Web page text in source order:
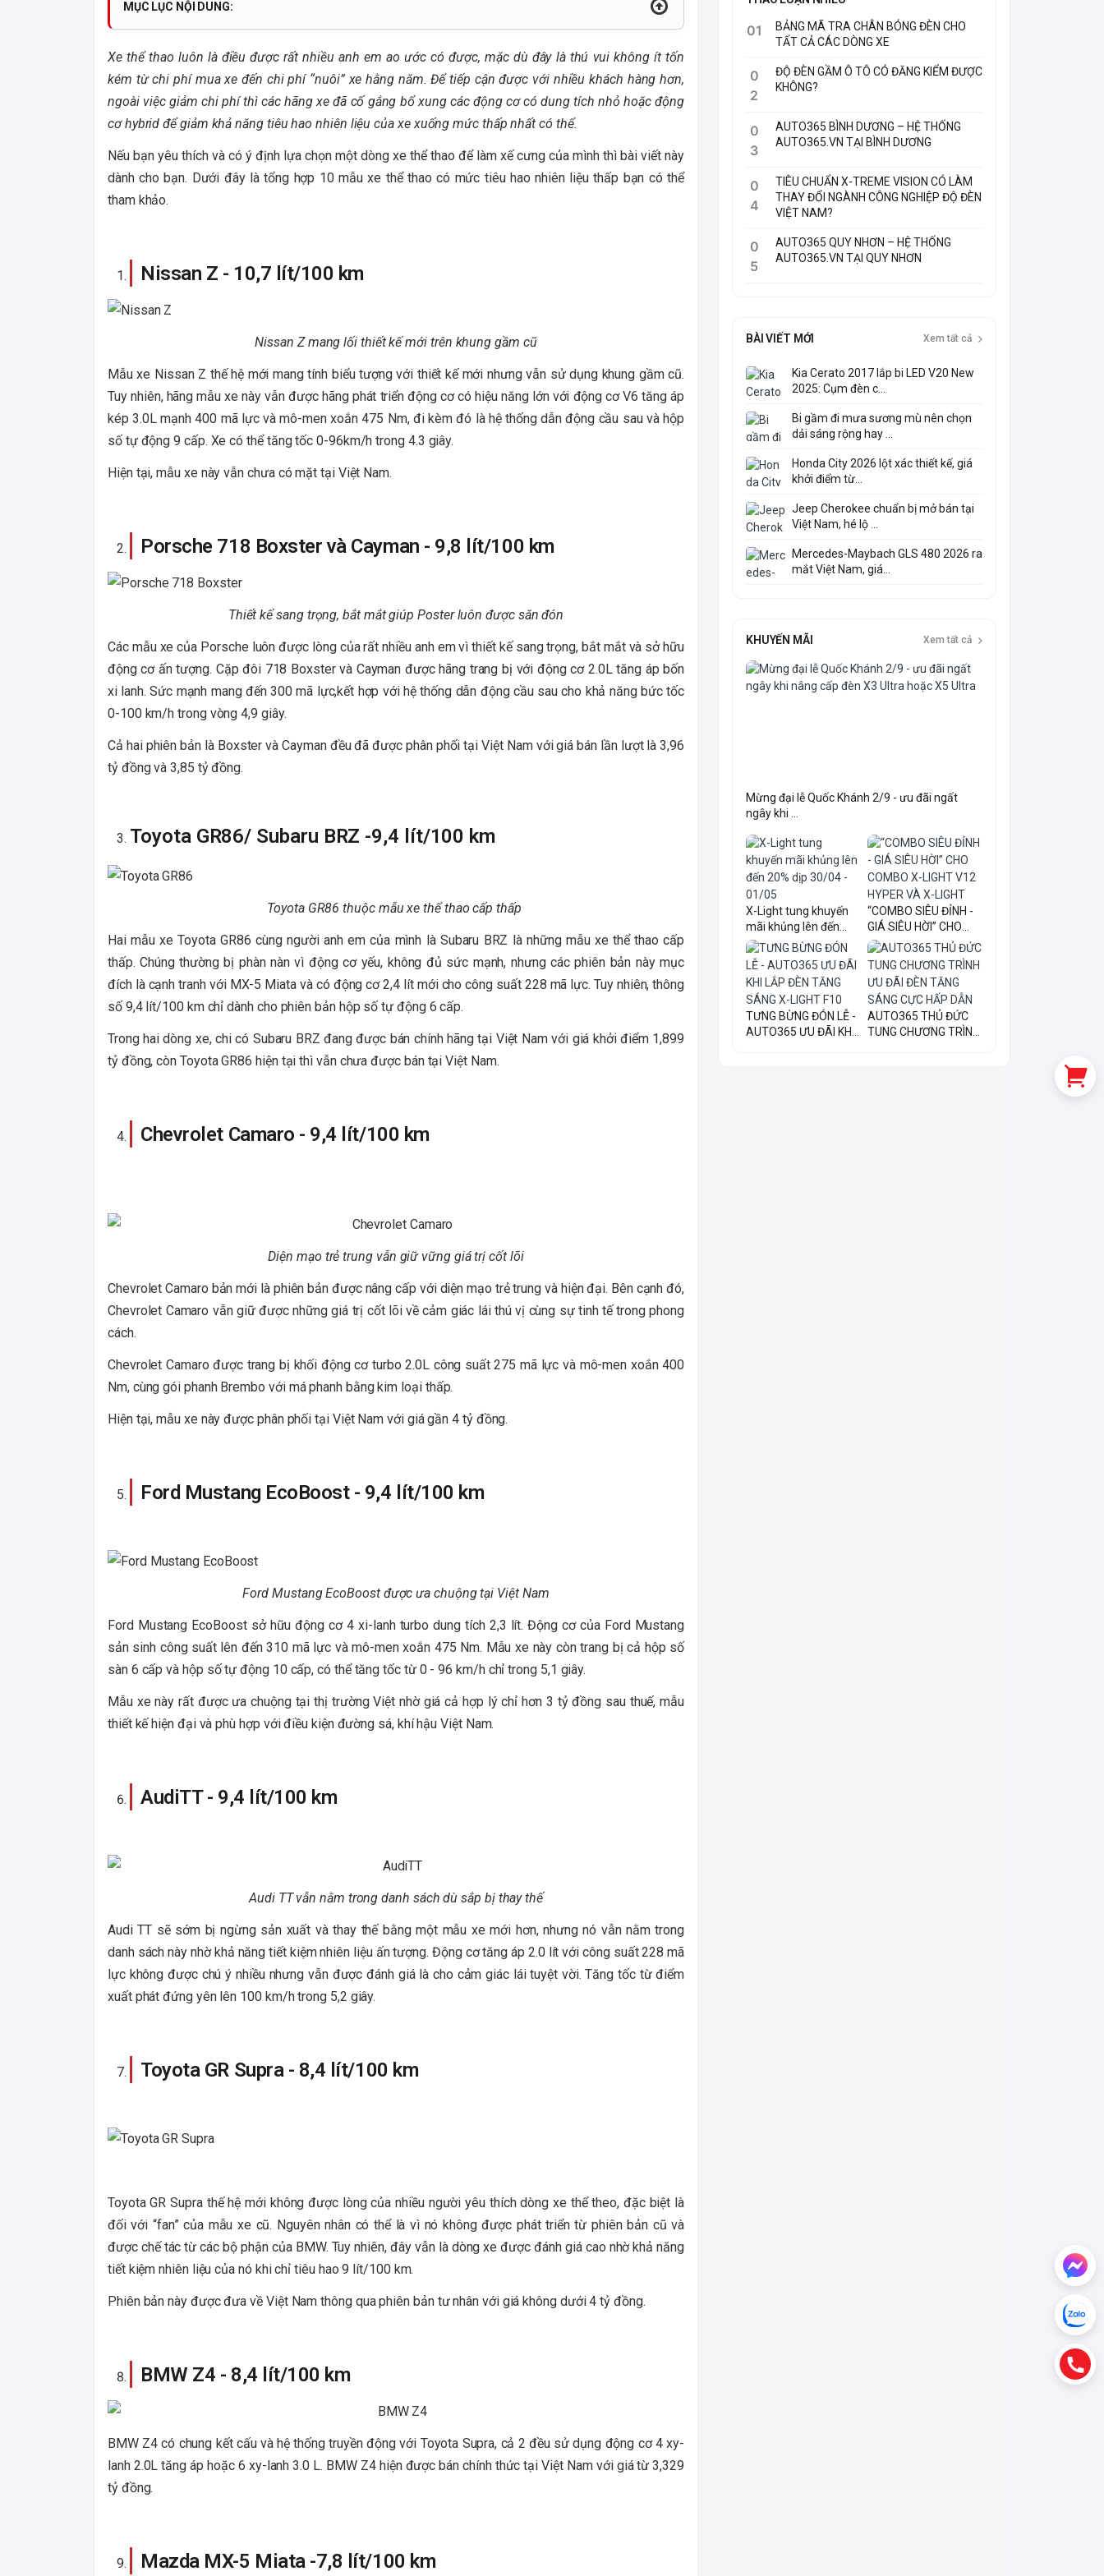
MỤC LỤC NỘI DUNG:
Xe thể thao luôn là điều được rất nhiều anh em ao ước có được, mặc dù đây là thú vui không ít tốn
kém từ chi phí mua xe đến chi phí “nuôi” xe hằng năm. Để tiếp cận được với nhiều khách hàng hơn,
ngoài việc giảm chi phí thì các hãng xe đã cố gắng bổ xung các động cơ có dung tích nhỏ hoặc động
cơ hybrid để giảm khả năng tiêu hao nhiên liệu của xe xuống mức thấp nhất có thể.
Nếu bạn yêu thích và có ý định lựa chọn một dòng xe thể thao để làm xế cưng của mình thì bài viết này
dành cho bạn. Dưới đây là tổng hợp 10 mẫu xe thể thao có mức tiêu hao nhiên liệu thấp bạn có thể
tham khảo.
Nissan Z - 10,7 lít/100 km
Nissan Z mang lối thiết kế mới trên khung gầm cũ
Mẫu xe Nissan Z thế hệ mới mang tính biểu tượng với thiết kế mới nhưng vẫn sử dụng khung gầm cũ.
Tuy nhiên, hãng mẫu xe này vẫn được hãng phát triển động cơ có hiệu năng lớn với động cơ V6 tăng áp
kép 3.0L mạnh 400 mã lực và mô-men xoắn 475 Nm, đi kèm đó là hệ thống dẫn động cầu sau và hộp
số tự động 9 cấp. Xe có thể tăng tốc 0-96km/h trong 4.3 giây.
Hiện tại, mẫu xe này vẫn chưa có mặt tại Việt Nam.
Porsche 718 Boxster và Cayman - 9,8 lít/100 km
Thiết kế sang trọng, bắt mắt giúp Poster luôn được săn đón
Các mẫu xe của Porsche luôn được lòng của rất nhiều anh em vì thiết kế sang trọng, bắt mắt và sở hữu
động cơ ấn tượng. Cặp đôi 718 Boxster và Cayman được hãng trang bị với động cơ 2.0L tăng áp bốn
xi lanh. Sức mạnh mang đến 300 mã lực,kết hợp với hệ thống dẫn động cầu sau cho khả năng bức tốc
0-100 km/h trong vòng 4,9 giây.
Cả hai phiên bản là Boxster và Cayman đều đã được phân phối tại Việt Nam với giá bán lần lượt là 3,96
tỷ đồng và 3,85 tỷ đồng.
Toyota GR86/ Subaru BRZ -9,4 lít/100 km
Toyota GR86 thuộc mẫu xe thể thao cấp thấp
Hai mẫu xe Toyota GR86 cùng người anh em của mình là Subaru BRZ là những mẫu xe thể thao cấp
thấp. Chúng thường bị phàn nàn vì động cơ yếu, không đủ sức mạnh, nhưng các phiên bản này mục
đích là cạnh tranh với MX-5 Miata và có động cơ 2,4 lít mới cho công suất 228 mã lực. Tuy nhiên, thông
số 9,4 lít/100 km chỉ dành cho phiên bản hộp số tự động 6 cấp.
Trong hai dòng xe, chi có Subaru BRZ đang được bán chính hãng tại Việt Nam với giá khởi điểm 1,899
tỷ đồng, còn Toyota GR86 hiện tại thì vẫn chưa được bán tại Việt Nam.
Chevrolet Camaro - 9,4 lít/100 km
Diện mạo trẻ trung vẫn giữ vững giá trị cốt lõi
Chevrolet Camaro bản mới là phiên bản được nâng cấp với diện mạo trẻ trung và hiện đại. Bên cạnh đó,
Chevrolet Camaro vẫn giữ được những giá trị cốt lõi về cảm giác lái thú vị cùng sự tinh tế trong phong
cách.
Chevrolet Camaro được trang bị khối động cơ turbo 2.0L công suất 275 mã lực và mô-men xoắn 400
Nm, cùng gói phanh Brembo với má phanh bằng kim loại thấp.
Hiện tại, mẫu xe này được phân phối tại Việt Nam với giá gần 4 tỷ đồng.
Ford Mustang EcoBoost - 9,4 lít/100 km
Ford Mustang EcoBoost được ưa chuộng tại Việt Nam
Ford Mustang EcoBoost sở hữu động cơ 4 xi-lanh turbo dung tích 2,3 lít. Động cơ của Ford Mustang
sản sinh công suất lên đến 310 mã lực và mô-men xoắn 475 Nm. Mẫu xe này còn trang bị cả hộp số
sàn 6 cấp và hộp số tự động 10 cấp, có thể tăng tốc từ 0 - 96 km/h chỉ trong 5,1 giây.
Mẫu xe này rất được ưa chuộng tại thị trường Việt nhờ giá cả hợp lý chỉ hơn 3 tỷ đồng sau thuế, mẫu
thiết kế hiện đại và phù hợp với điều kiện đường sá, khí hậu Việt Nam.
AudiTT - 9,4 lít/100 km
Audi TT vẫn nằm trong danh sách dù sắp bị thay thế
Audi TT sẽ sớm bị ngừng sản xuất và thay thế bằng một mẫu xe mới hơn, nhưng nó vẫn nằm trong
danh sách này nhờ khả năng tiết kiệm nhiên liệu ấn tượng. Động cơ tăng áp 2.0 lít với công suất 228 mã
lực không được chú ý nhiều nhưng vẫn được đánh giá là cho cảm giác lái tuyệt vời. Tăng tốc từ điểm
xuất phát đứng yên lên 100 km/h trong 5,2 giây.
Toyota GR Supra - 8,4 lít/100 km
Toyota GR Supra thế hệ mới không được lòng của nhiều người yêu thích dòng xe thể theo, đặc biệt là
đối với “fan” của mẫu xe cũ. Nguyên nhân có thể là vì nó không được phát triển từ phiên bản cũ và
được chế tác từ các bộ phận của BMW. Tuy nhiên, đây vẫn là dòng xe được đánh giá cao nhờ khả năng
tiết kiệm nhiên liệu của nó khi chỉ tiêu hao 9 lít/100 km.
Phiên bản này được đưa về Việt Nam thông qua phiên bản tư nhân với giá không dưới 4 tỷ đồng.
BMW Z4 - 8,4 lít/100 km
BMW Z4 có chung kết cấu và hệ thống truyền động với Toyota Supra, cả 2 đều sử dụng động cơ 4 xy-
lanh 2.0L tăng áp hoặc 6 xy-lanh 3.0 L. BMW Z4 hiện được bán chính thức tại Việt Nam với giá từ 3,329
tỷ đồng.
Mazda MX-5 Miata -7,8 lít/100 km
01
BẢNG MÃ TRA CHÂN BÓNG ĐÈN CHO
TẤT CẢ CÁC DÒNG XE
0
2
ĐỘ ĐÈN GẦM Ô TÔ CÓ ĐĂNG KIỂM ĐƯỢC
KHÔNG?
0
3
AUTO365 BÌNH DƯƠNG – HỆ THỐNG
AUTO365.VN TẠI BÌNH DƯƠNG
0
4
TIÊU CHUẨN X-TREME VISION CÓ LÀM
THAY ĐỔI NGÀNH CÔNG NGHIỆP ĐỘ ĐÈN
VIỆT NAM?
0
5
AUTO365 QUY NHƠN – HỆ THỐNG
AUTO365.VN TẠI QUY NHƠN
BÀI VIẾT MỚI Xem tất cả
Kia Cerato 2017 lắp bi LED V20 New
2025: Cụm đèn c...
Bi gầm đi mưa sương mù nên chọn
dải sáng rộng hay ...
Honda City 2026 lột xác thiết kế, giá
khởi điểm từ...
Jeep Cherokee chuẩn bị mở bán tại
Việt Nam, hé lộ ...
Mercedes-Maybach GLS 480 2026 ra
mắt Việt Nam, giá...
KHUYẾN MÃI Xem tất cả
Mừng đại lễ Quốc Khánh 2/9 - ưu đãi ngất
ngây khi ...
X-Light tung khuyến
mãi khủng lên đến
20...
“COMBO SIÊU ĐỈNH -
GIÁ SIÊU HỜI” CHO
COM...
TƯNG BỪNG ĐÓN LỄ -
AUTO365 ƯU ĐÃI KHI
AUTO365 THỦ ĐỨC
TUNG CHƯƠNG TRÌNH